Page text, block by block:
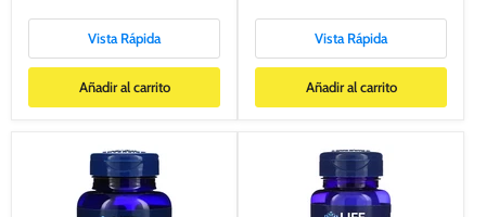
Vista Rápida
Añadir al carrito
Vista Rápida
Añadir al carrito